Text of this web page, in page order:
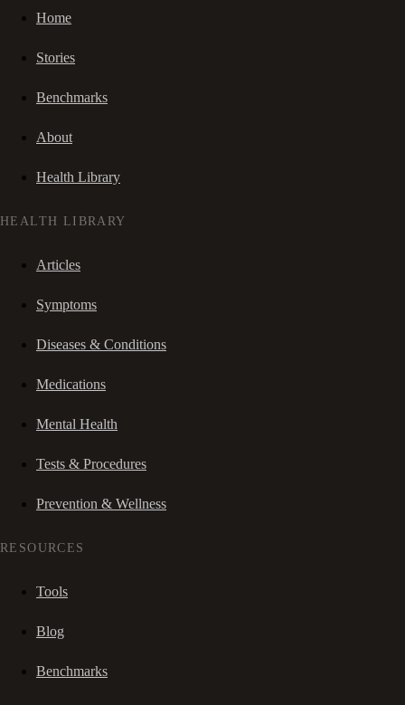
Home
Stories
Benchmarks
About
Health Library
HEALTH LIBRARY
Articles
Symptoms
Diseases & Conditions
Medications
Mental Health
Tests & Procedures
Prevention & Wellness
RESOURCES
Tools
Blog
Benchmarks